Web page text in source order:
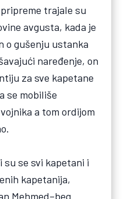
trajale su
avgusta, kada je
o gušenju ustanka
naređenje, on
za sve kapetane
se mobiliše
a tom ordijom
su se svi kapetani i
kapetanija,
Mehmed–beg